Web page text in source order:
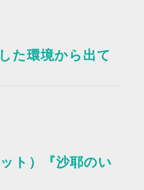
た環境から出て
ト）『沙耶のい